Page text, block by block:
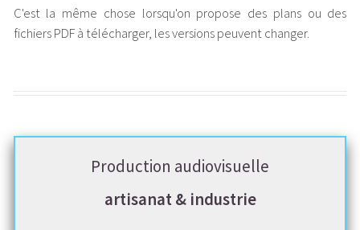
C'est la même chose lorsqu'on propose des plans ou des
fichiers PDF à télécharger, les versions peuvent changer.
Production audiovisuelle
artisanat & industrie